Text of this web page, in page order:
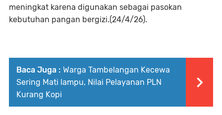
meningkat karena digunakan sebagai pasokan
kebutuhan pangan bergizi.(24/4/26).
Baca Juga : Warga Tambelangan Kecewa
Sering Mati lampu, Nilai Pelayanan PLN
Kurang Kopi